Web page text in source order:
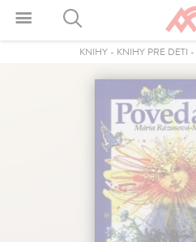
KNIHY - KNIHY PRE DETI -